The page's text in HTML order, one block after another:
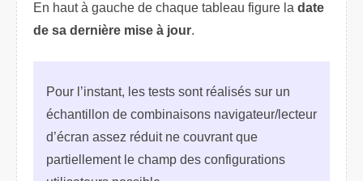
En haut à gauche de chaque tableau figure la date
de sa dernière mise à jour.
Pour l’instant, les tests sont réalisés sur un
échantillon de combinaisons navigateur/lecteur
d’écran assez réduit ne couvrant que
partiellement le champ des configurations